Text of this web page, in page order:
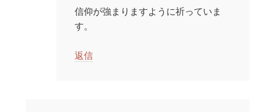
信仰が強まりますように祈っていま
す。
返信